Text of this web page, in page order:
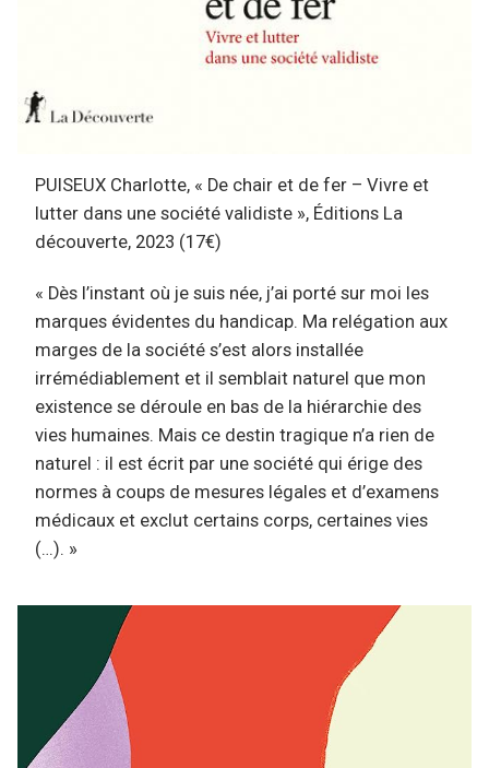
PUISEUX Charlotte, « De chair et de fer – Vivre et
lutter dans une société validiste », Éditions La
découverte, 2023 (17€)
« Dès l’instant où je suis née, j’ai porté sur moi les
marques évidentes du handicap. Ma relégation aux
marges de la société s’est alors installée
irrémédiablement et il semblait naturel que mon
existence se déroule en bas de la hiérarchie des
vies humaines. Mais ce destin tragique n’a rien de
naturel : il est écrit par une société qui érige des
normes à coups de mesures légales et d’examens
médicaux et exclut certains corps, certaines vies
(…). »